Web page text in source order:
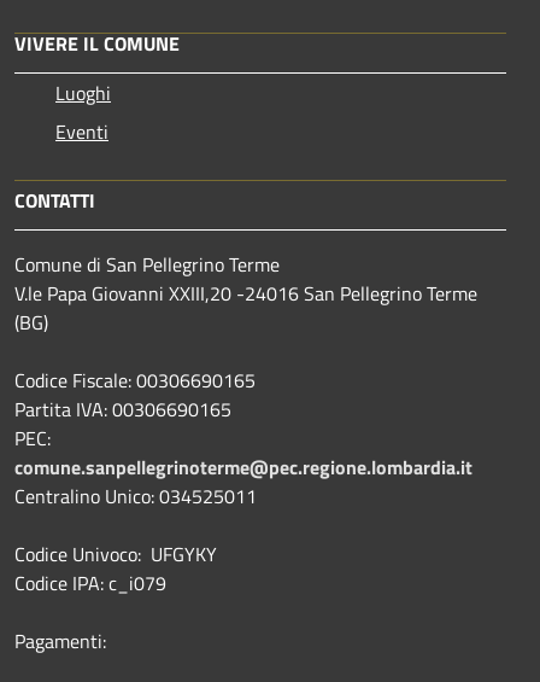
VIVERE IL COMUNE
Luoghi
Eventi
CONTATTI
Comune di San Pellegrino Terme
V.le Papa Giovanni XXIII,20 -24016 San Pellegrino Terme
(BG)
Codice Fiscale: 00306690165
Partita IVA: 00306690165
PEC:
comune.sanpellegrinoterme@pec.regione.lombardia.it
Centralino Unico: 034525011
Codice Univoco: UFGYKY
Codice IPA: c_i079
Pagamenti: